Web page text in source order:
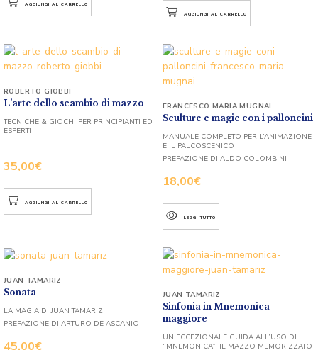
AGGIUNGI AL CARRELLO
AGGIUNGI AL CARRELLO
L’arte dello scambio di mazzo
35,00€
ROBERTO GIOBBI
TECNICHE & GIOCHI PER PRINCIPIANTI ED
ESPERTI
AGGIUNGI AL CARRELLO
Sculture e magie con i palloncini
18,00€
FRANCESCO MARIA MUGNAI
MANUALE COMPLETO PER L’ANIMAZIONE
E IL PALCOSCENICO
PREFAZIONE DI ALDO COLOMBINI
LEGGI TUTTO
Sonata
45,00€
JUAN TAMARIZ
LA MAGIA DI JUAN TAMARIZ
PREFAZIONE DI ARTURO DE ASCANIO
Sinfonia in Mnemonica
maggiore
JUAN TAMARIZ
UN’ECCEZIONALE GUIDA ALL’USO DI
“MNEMONICA”, IL MAZZO MEMORIZZATO